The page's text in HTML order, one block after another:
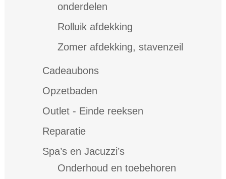
onderdelen
Rolluik afdekking
Zomer afdekking, stavenzeil
Cadeaubons
Opzetbaden
Outlet - Einde reeksen
Reparatie
Spa’s en Jacuzzi’s
Onderhoud en toebehoren